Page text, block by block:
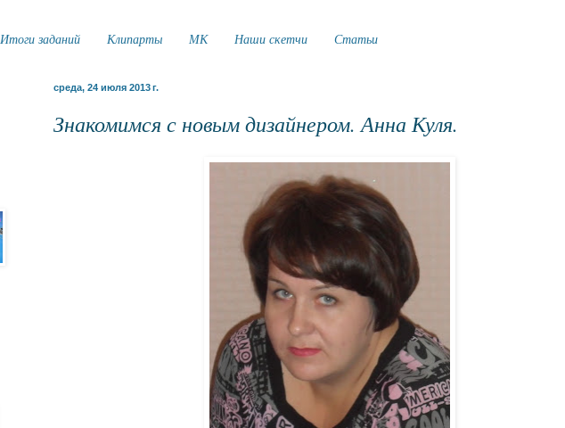
Итоги заданий Клипарты МК Наши скетчи Статьи
среда, 24 июля 2013 г.
Знакомимся с новым дизайнером. Анна Куля.